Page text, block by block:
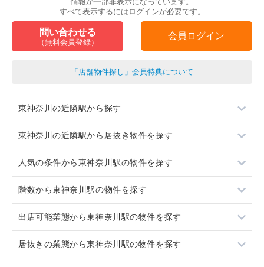
すべて表示するにはログインが必要です。
問い合わせる
（無料会員登録）
会員ログイン
「店舗物件探し」会員特典について
東神奈川の近隣駅から探す
横浜
大口
桜木町
鶴見
東神奈川の近隣駅から居抜き物件を探す
横浜
大口
桜木町
鶴見
人気の条件から東神奈川駅の物件を探す
居抜き
スケルトン
ロードサイド物件
階数から東神奈川駅の物件を探す
1階
出店可能業態から東神奈川駅の物件を探す
重飲食
居抜きの業態から東神奈川駅の物件を探す